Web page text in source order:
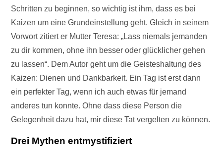
Schritten zu beginnen, so wichtig ist ihm, dass es bei
Kaizen um eine Grundeinstellung geht. Gleich in seinem
Vorwort zitiert er Mutter Teresa: „Lass niemals jemanden
zu dir kommen, ohne ihn besser oder glücklicher gehen
zu lassen“. Dem Autor geht um die Geisteshaltung des
Kaizen: Dienen und Dankbarkeit. Ein Tag ist erst dann
ein perfekter Tag, wenn ich auch etwas für jemand
anderes tun konnte. Ohne dass diese Person die
Gelegenheit dazu hat, mir diese Tat vergelten zu können.
Drei Mythen entmystifiziert